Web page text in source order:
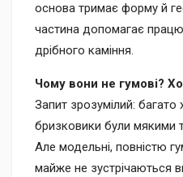
основа тримає форму й
частина допомагає
дрібного каміння.
Чому вони не гумові?
Запит зрозумілий: багато
бризковики були мякими
Але модельні, повністю
майже не зустрічаються